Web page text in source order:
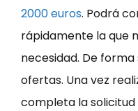
2000 euros. Podrá
rápidamente la que
necesidad. De
ofertas. Una vez
completa la